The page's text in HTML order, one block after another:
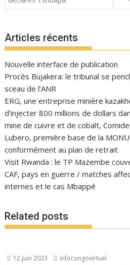
Articles récents
Nouvelle interface de publication
Procès Bujakera: le tribunal se
sceau de l’ANR
ERG, une entreprise minière
d’injecter 800 millions de dollars
mine de cuivre et de cobalt, Comide
Lubero, première base de la
conformément au plan de retrait
Visit Rwanda : le TP Mazembe
CAF, pays en guerre / matches
internes et le cas Mbappé
Related posts
12 juin 2023 infocongovirtuel